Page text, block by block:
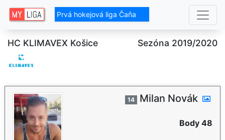
Prvá hokejová liga Čaňa
HC KLIMAVEX Košice Sezóna 2019/2020
14 Milan Novák
Body 48